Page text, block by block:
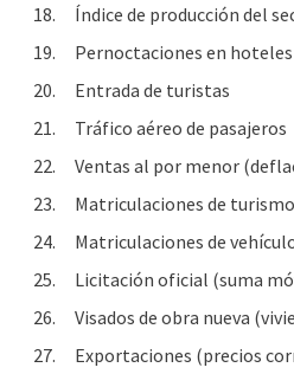
18.
Índice de producción del
19.
Pernoctaciones en hoteles
20.
Entrada de turistas
21.
Tráfico aéreo de pasajeros
22.
Ventas al por menor
23.
Matriculaciones de
24.
Matriculaciones de
25.
Licitación oficial (suma
26.
Visados de obra nueva
27.
Exportaciones (precios